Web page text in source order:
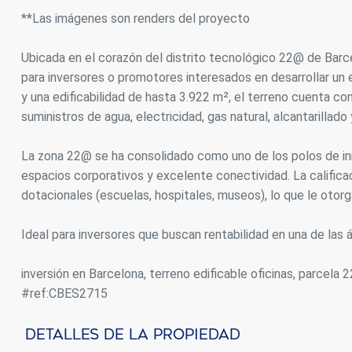
**Las imágenes son renders del proyecto
Ubicada en el corazón del distrito tecnológico 22@ de
para inversores o promotores interesados en desarrollar
y una edificabilidad de hasta 3.922 m², el terreno cuenta
suministros de agua, electricidad, gas natural, alcantarillado
La zona 22@ se ha consolidado como uno de los polos de
espacios corporativos y excelente conectividad. La
dotacionales (escuelas, hospitales, museos), lo que le
Ideal para inversores que buscan rentabilidad en una de las
inversión en Barcelona, terreno edificable oficinas, parcela
#ref:CBES2715
Detalles De La Propiedad
sitio
los
que
del
Estas
en el